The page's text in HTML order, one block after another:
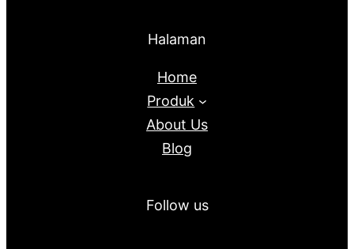
Halaman
Home
Produk
About Us
Blog
Follow us